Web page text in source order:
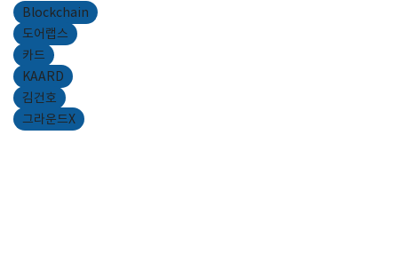
Blockchain
도어랩스
카드
KAARD
김건호
그라운드X